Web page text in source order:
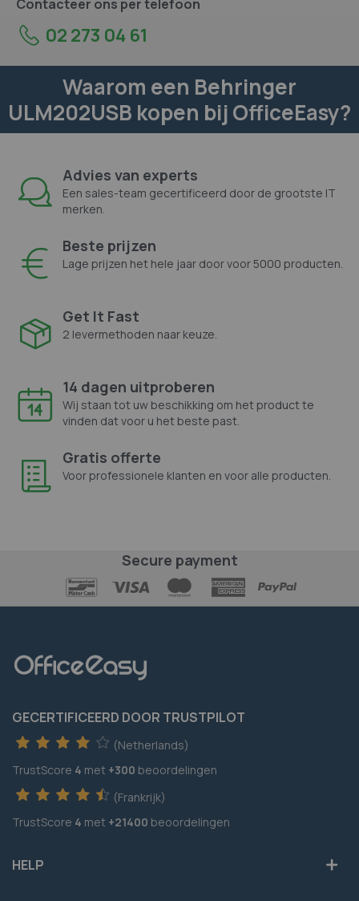
Contacteer ons per telefoon
02 273 04 61
Waarom een Behringer
ULM202USB kopen bij OfficeEasy?
Advies van experts
Een sales-team gecertificeerd door de grootste IT
merken.
Beste prijzen
Lage prijzen het hele jaar door voor 5000 producten.
Get It Fast
2 levermethoden naar keuze.
14 dagen uitproberen
Wij staan tot uw beschikking om het product te
vinden dat voor u het beste past.
Gratis offerte
Voor professionele klanten en voor alle producten.
Secure payment
GECERTIFICEERD DOOR TRUSTPILOT
(Netherlands)
TrustScore 4 met +300 beoordelingen
(Frankrijk)
TrustScore 4 met +21400 beoordelingen
HELP